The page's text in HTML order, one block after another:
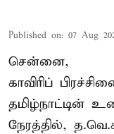
Published on: 07 Aug
சென்னை,
காவிரிப்
தமிழ்நாட்டின்
நேரத்தில்,